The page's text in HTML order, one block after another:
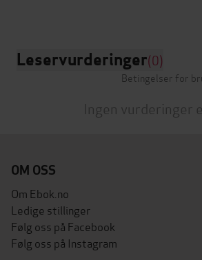
Leservurderinger(0)
Betingelser for
Ingen vurderinger
OM OSS
Om Ebok.no
Ledige stillinger
Følg oss på Facebook
Følg oss på Instagram